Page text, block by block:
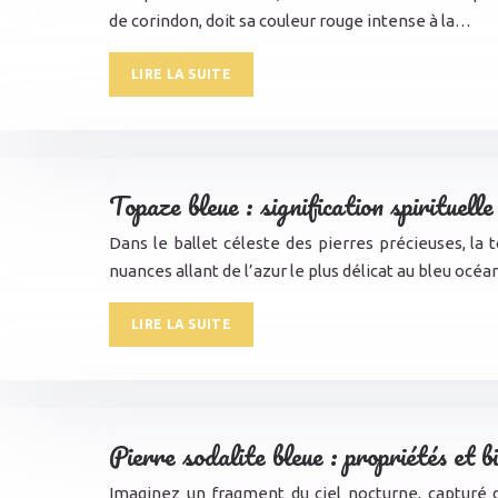
de corindon, doit sa couleur rouge intense à la…
LIRE LA SUITE
Topaze bleue : signification
Dans le ballet céleste des pierres précieuses,
nuances allant de l’azur le plus délicat au bleu
LIRE LA SUITE
Pierre sodalite bleue : propriétés et
Imaginez un fragment du ciel nocturne, capturé